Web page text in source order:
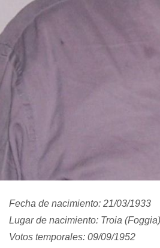
Fecha de nacimiento: 21/03/1933
Lugar de nacimiento: Troia
Votos temporales: 09/09/1952